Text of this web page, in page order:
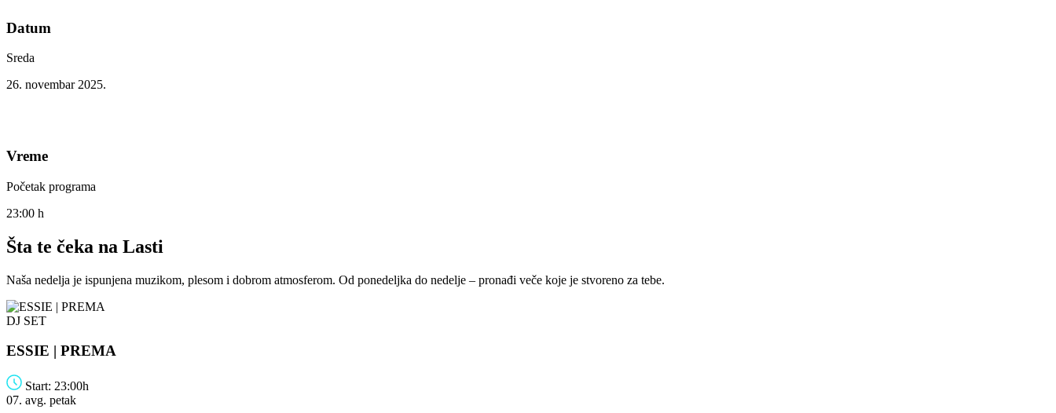
Datum
Sreda
26. novembar 2025.
Vreme
Početak programa
23:00 h
Šta te čeka na Lasti
Naša nedelja je ispunjena muzikom, plesom i dobrom atmosferom. Od ponedeljka do nedelje – pronađi veče koje je stvoreno za tebe.
DJ SET
ESSIE | PREMA
Start: 23:00h
07. avg. petak